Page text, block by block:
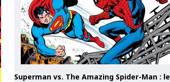
Superman vs. The Amazing Spider-Man : le